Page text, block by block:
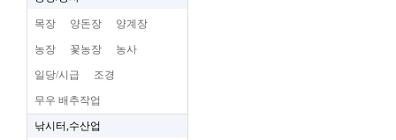
목장 양돈장 양계장
농장 꽃농장 농사
일당/시급 조경
무우 배추작업
낚시터,수산업